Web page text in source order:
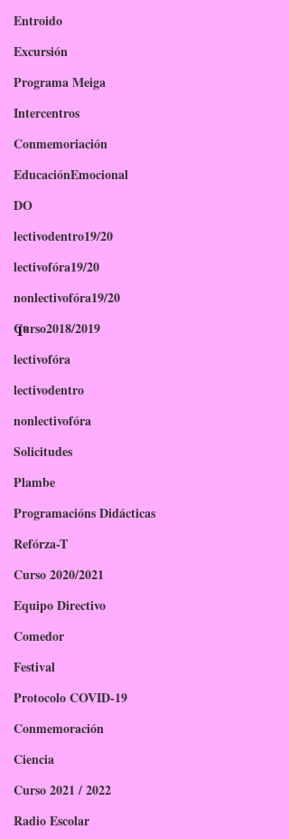
Entroido
Excursión
Programa Meiga
Intercentros
Conmemoriación
EducaciónEmocional
DO
lectivodentro19/20
lectivofóra19/20
nonlectivofóra19/20
Curso2018/2019
lectivofóra
lectivodentro
nonlectivofóra
Solicitudes
Plambe
Programacións Didácticas
Refórza-T
Curso 2020/2021
Equipo Directivo
Comedor
Festival
Protocolo COVID-19
Conmemoración
Ciencia
Curso 2021 / 2022
Radio Escolar
1º